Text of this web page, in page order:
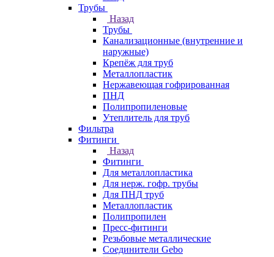
Трубы
Назад
Трубы
Канализационные (внутренние и
наружные)
Крепёж для труб
Металлопластик
Нержавеющая гофрированная
ПНД
Полипропиленовые
Утеплитель для труб
Фильтра
Фитинги
Назад
Фитинги
Для металлопластика
Для нерж. гофр. трубы
Для ПНД труб
Металлопластик
Полипропилен
Пресс-фитинги
Резьбовые металлические
Соединители Gebo